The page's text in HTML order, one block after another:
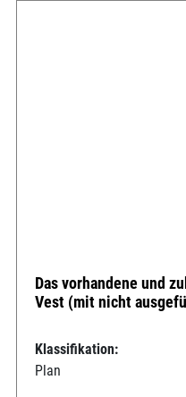
Das vorhandene und
Vest (mit nicht
Klassifikation:
Plan